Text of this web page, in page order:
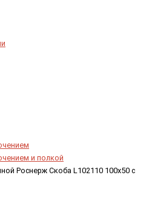
и полкой
Роснерж Скоба L102110 100x50 с